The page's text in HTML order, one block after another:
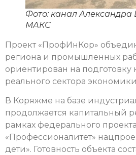
Фото: канал Александра
МАКС
Проект «ПрофИнКор»
региона и промышленных
ориентирован на подготовку
реального сектора
В Коряжме на базе
продолжается капитальный
рамках федерального проекта
«Профессионалитет»
дети». Готовность объекта